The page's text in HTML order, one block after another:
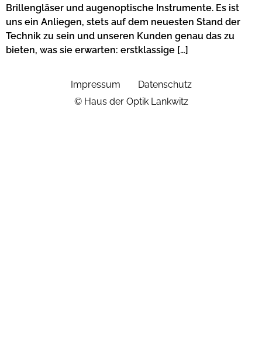
Brillengläser und augenoptische Instrumente. Es ist
uns ein Anliegen, stets auf dem neuesten Stand der
Technik zu sein und unseren Kunden genau das zu
bieten, was sie erwarten: erstklassige […]
Impressum
Datenschutz
© Haus der Optik Lankwitz